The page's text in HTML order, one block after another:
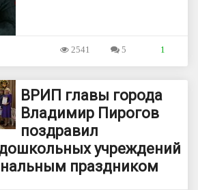
1
5
2541
ВРИП главы города
Владимир Пирогов
поздравил
учреждений
праздником